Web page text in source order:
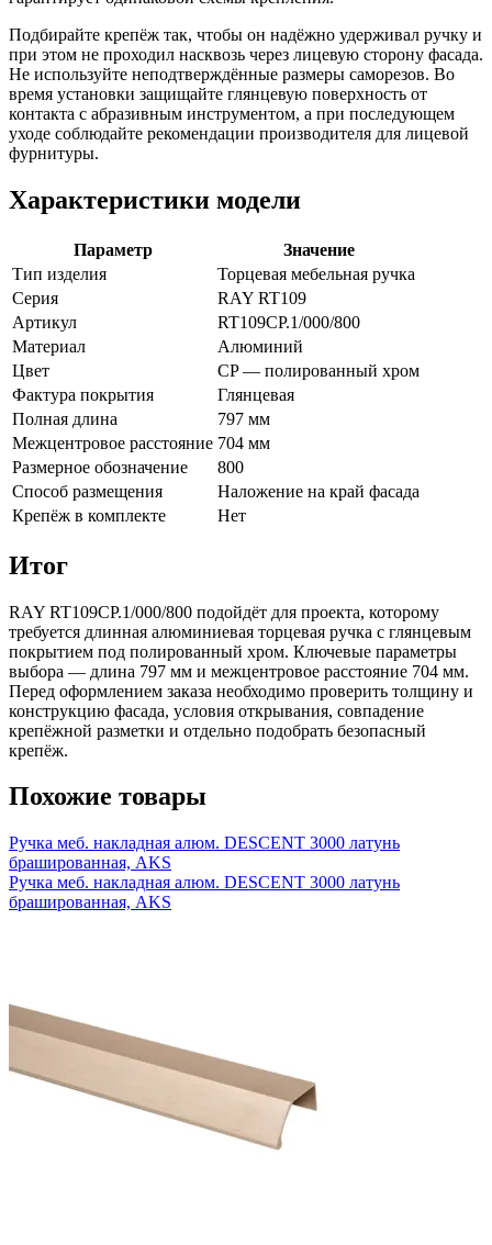
Подбирайте крепёж так, чтобы он надёжно удерживал ручку и
при этом не проходил насквозь через лицевую сторону фасада.
Не используйте неподтверждённые размеры саморезов. Во
время установки защищайте глянцевую поверхность от
контакта с абразивным инструментом, а при последующем
уходе соблюдайте рекомендации производителя для лицевой
фурнитуры.
Характеристики модели
Параметр
Значение
Тип изделия
Торцевая мебельная ручка
Серия
RAY RT109
Артикул
RT109CP.1/000/800
Материал
Алюминий
Цвет
CP — полированный хром
Фактура покрытия
Глянцевая
Полная длина
797 мм
Межцентровое расстояние 704 мм
Размерное обозначение
800
Способ размещения
Наложение на край фасада
Крепёж в комплекте
Нет
Итог
RAY RT109CP.1/000/800 подойдёт для проекта, которому
требуется длинная алюминиевая торцевая ручка с глянцевым
покрытием под полированный хром. Ключевые параметры
выбора — длина 797 мм и межцентровое расстояние 704 мм.
Перед оформлением заказа необходимо проверить толщину и
конструкцию фасада, условия открывания, совпадение
крепёжной разметки и отдельно подобрать безопасный
крепёж.
Похожие товары
Ручка меб. накладная алюм. DESCENT 3000 латунь
брашированная, AKS
Ручка меб. накладная алюм. DESCENT 3000 латунь
брашированная, AKS